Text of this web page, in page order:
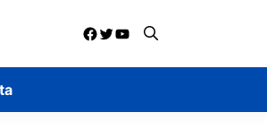
Facebook
Twitter
YouTube